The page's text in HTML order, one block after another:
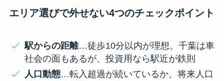
エリア選びで外せない4つのチェックポイント
駅からの距離…徒歩10分以内が理想。千葉は車
社会の面もあるが、投資用なら駅近が鉄則
人口動態…転入超過が続いているか、将来人口